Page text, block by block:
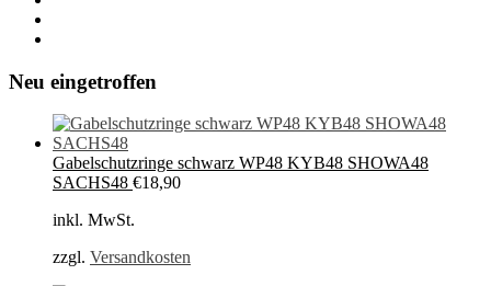
Neu eingetroffen
Gabelschutzringe schwarz WP48 KYB48 SHOWA48
SACHS48 €18,90
inkl. MwSt.
zzgl. Versandkosten